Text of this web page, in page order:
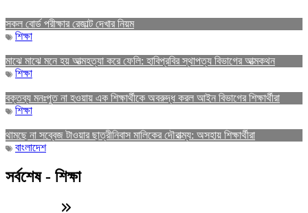
সকল বোর্ড পরীক্ষার রেজাল্ট দেখার নিয়ম
শিক্ষা
মাঝে মাঝে মনে হয় আত্মহত্যা করে ফেলি: হাবিপ্রবির স্থাপত্য বিভাগের আত্মকথন
শিক্ষা
বক্তব্য মনঃপুত না হওয়ায় এক শিক্ষার্থীকে অবরুদ্ধ করল আইন বিভাগের শিক্ষার্থীরা
শিক্ষা
থামছে না সব্বেজ টাওয়ার ছাত্রীনিবাস মালিকের দৌরাত্ম্য: অসহায় শিক্ষার্থীরা
বাংলাদেশ
সর্বশেষ - শিক্ষা